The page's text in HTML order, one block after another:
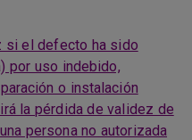
si el defecto ha sido
por uso indebido,
o instalación
la pérdida de validez de
persona no autorizada